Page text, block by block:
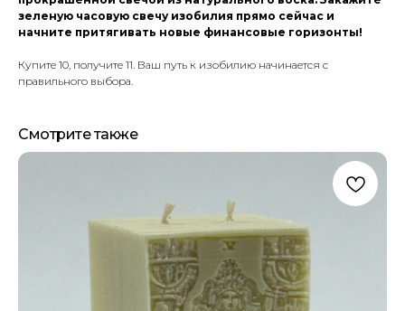
зеленую часовую свечу изобилия прямо сейчас и
начните притягивать новые финансовые горизонты!
Купите 10, получите 11. Ваш путь к изобилию начинается с
правильного выбора.
Смотрите также